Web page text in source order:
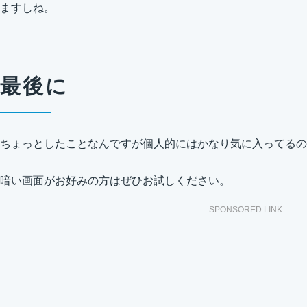
ますしね。
最後に
ちょっとしたことなんですが個人的にはかなり気に入ってるの
暗い画面がお好みの方はぜひお試しください。
SPONSORED LINK